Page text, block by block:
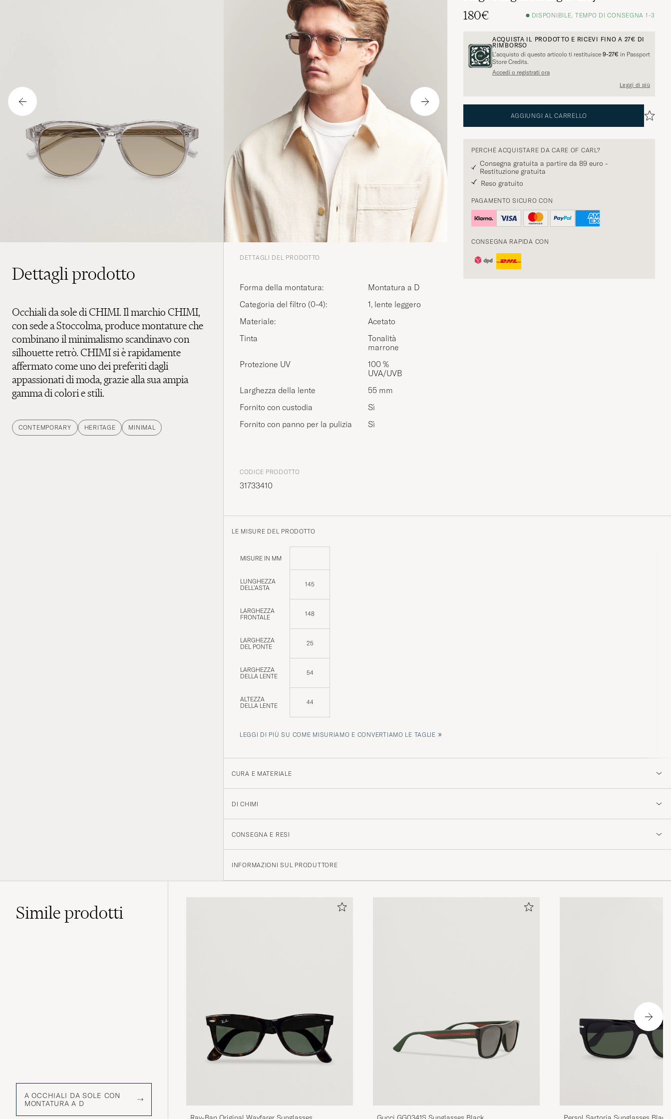
180€
DISPONIBILE, TEMPO DI CONSEGNA 1-3
ACQUISTA IL PRODOTTO E RICEVI FINO A 27€ DI
RIMBORSO
L’acquisto di questo articolo ti restituisce 9-27€ in Passport
Store Credits.
Accedi o registrati ora
Leggi di più
AGGIUNGI AL CARRELLO
PERCHÉ ACQUISTARE DA CARE OF CARL?
Consegna gratuita a partire da 89 euro -
Restituzione gratuita
Reso gratuito
PAGAMENTO SICURO CON
CONSEGNA RAPIDA CON
Dettagli prodotto
Occhiali da sole di CHIMI. Il marchio CHIMI,
con sede a Stoccolma, produce montature che
combinano il minimalismo scandinavo con
silhouette retrò. CHIMI si è rapidamente
affermato come uno dei preferiti dagli
appassionati di moda, grazie alla sua ampia
gamma di colori e stili.
CONTEMPORARY HERITAGE MINIMAL
DETTAGLI DEL PRODOTTO
Forma della montatura:
Montatura a D
Categoria del filtro (0-4):
1, lente leggero
Materiale:
Acetato
Tinta
Tonalità
marrone
Protezione UV
100 %
UVA/UVB
Larghezza della lente
55 mm
Fornito con custodia
Sì
Fornito con panno per la pulizia
Sì
CODICE PRODOTTO
31733410
LE MISURE DEL PRODOTTO
MISURE IN MM
LUNGHEZZA
DELL'ASTA
145
LARGHEZZA
FRONTALE
148
LARGHEZZA
DEL PONTE
25
LARGHEZZA
DELLA LENTE
54
ALTEZZA
DELLA LENTE
44
LEGGI DI PIÙ SU COME MISURIAMO E CONVERTIAMO LE TAGLIE »
CURA E MATERIALE
DI CHIMI
CONSEGNA E RESI
INFORMAZIONI SUL PRODUTTORE
Simileprodotti
A OCCHIALI DA SOLE CON
MONTATURA A D